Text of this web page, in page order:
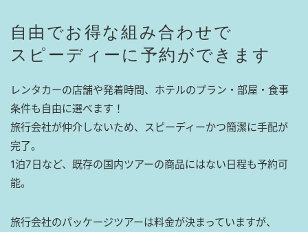
自由でお得な組み合わせで
スピーディーに予約ができます
レンタカーの店舗や発着時間、ホテルのプラン・部屋・食事
条件も自由に選べます！
旅行会社が仲介しないため、スピーディーかつ簡潔に手配が
完了。
1泊7日など、既存の国内ツアーの商品にはない日程も予約可
能。
旅行会社のパッケージツアーは料金が決まっていますが、